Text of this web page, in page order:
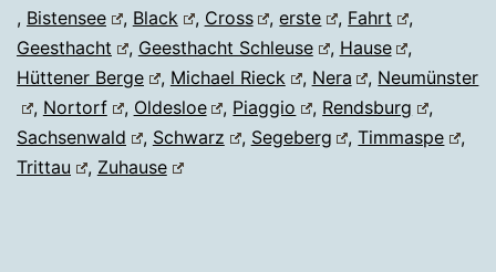
, Bistensee , Black , Cross ,erste , Fahrt
,
Geesthacht
, Geesthacht Schleuse , Hause
,
Hüttener Berge
, Michael Rieck , Nera , Neumünster
, Nortorf , Oldesloe , Piaggio , Rendsburg
,
Sachsenwald
, Schwarz , Segeberg ,Timmaspe
,
Trittau
, Zuhause